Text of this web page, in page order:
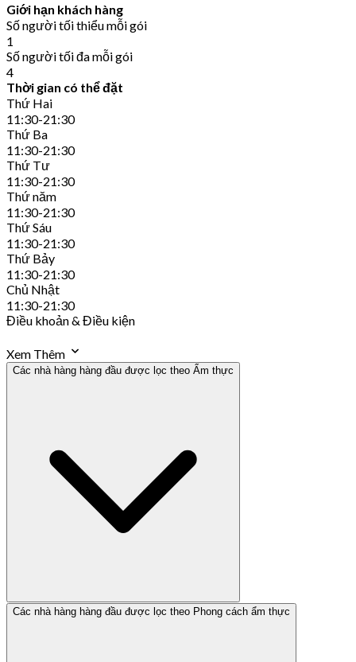
Giới hạn khách hàng
Số người tối thiểu mỗi gói
1
Số người tối đa mỗi gói
4
Thời gian có thể đặt
Thứ Hai
11:30-21:30
Thứ Ba
11:30-21:30
Thứ Tư
11:30-21:30
Thứ năm
11:30-21:30
Thứ Sáu
11:30-21:30
Thứ Bảy
11:30-21:30
Chủ Nhật
11:30-21:30
Điều khoản & Điều kiện
Xem Thêm
Các nhà hàng hàng đầu được lọc theo Ẩm thực
Các nhà hàng hàng đầu được lọc theo Phong cách ẩm thực